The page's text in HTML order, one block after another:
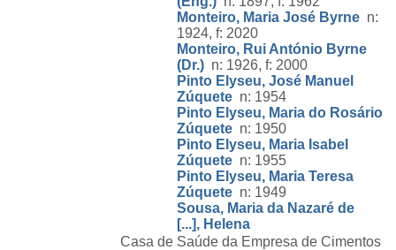
Monteiro, Maria José Byrne n:
1924, f: 2020
Monteiro, Rui António Byrne
(Dr.) n: 1926, f: 2000
Pinto Elyseu, José Manuel
Zúquete n: 1954
Pinto Elyseu, Maria do Rosário
Zúquete n: 1950
Pinto Elyseu, Maria Isabel
Zúquete n: 1955
Pinto Elyseu, Maria Teresa
Zúquete n: 1949
Sousa, Maria da Nazaré de
[...], Helena
Casa de Saúde da Empresa de Cimentos